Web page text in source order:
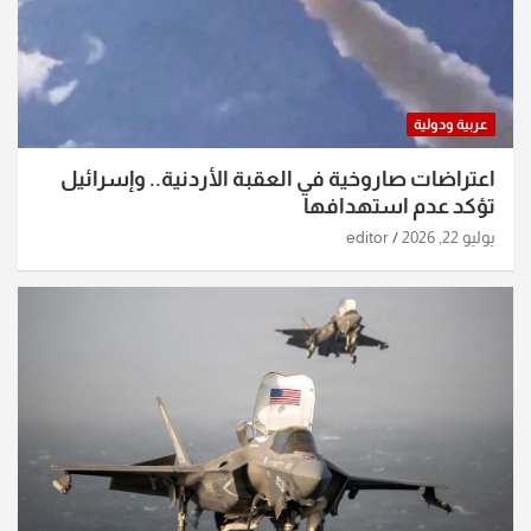
عربية ودولية
اعتراضات صاروخية في العقبة الأردنية.. وإسرائيل
تؤكد عدم استهدافها
يوليو 22, 2026 editor